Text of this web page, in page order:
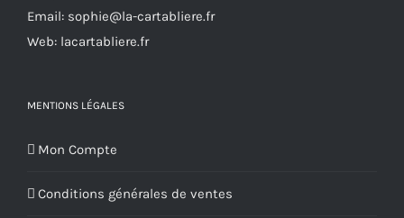
Email: sophie@la-cartabliere.fr
Web: lacartabliere.fr
MENTIONS LÉGALES
Mon Compte
Conditions générales de ventes